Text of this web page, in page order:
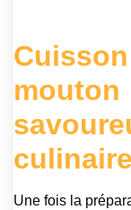
mouton
Une fois la